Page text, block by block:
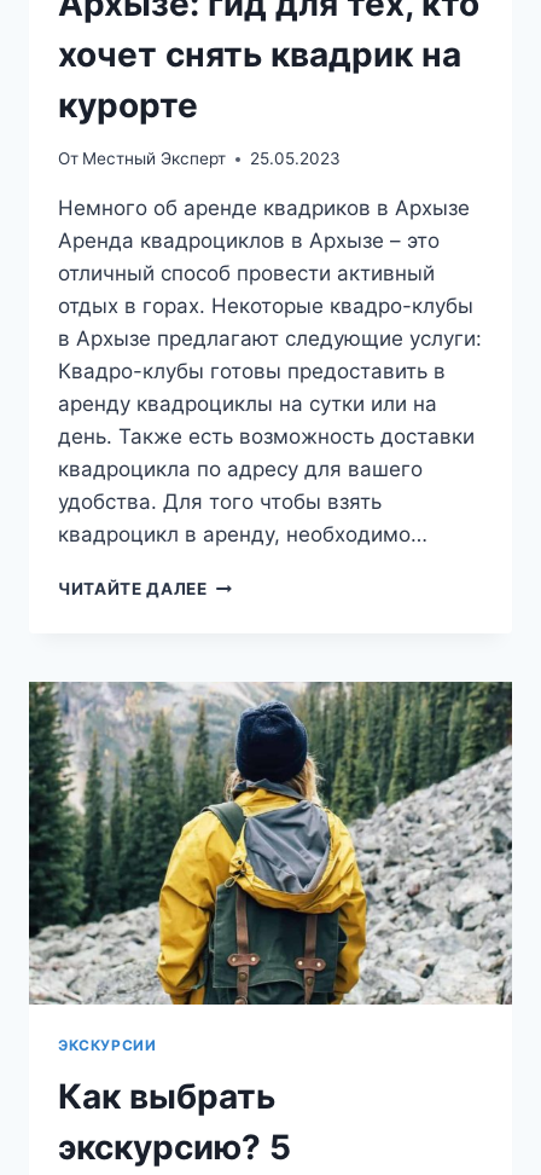
хочет снять квадрик на
курорте
От Местный Эксперт 25.05.2023
Немного об аренде квадриков в Архызе
Аренда квадроциклов в Архызе – это
отличный способ провести активный
отдых в горах. Некоторые квадро-клубы
в Архызе предлагают следующие услуги:
Квадро-клубы готовы предоставить в
аренду квадроциклы на сутки или на
день. Также есть возможность доставки
квадроцикла по адресу для вашего
удобства. Для того чтобы взять
квадроцикл в аренду, необходимо…
ЧИТАЙТЕ ДАЛЕЕАРЕНДА
ГИД
ДЛЯ
ТЕХ,
КТО
ХОЧЕТ
СНЯТЬ
КВАДРИК
НА
КУРОРТЕ
ЭКСКУРСИИ
Как выбрать
экскурсию? 5